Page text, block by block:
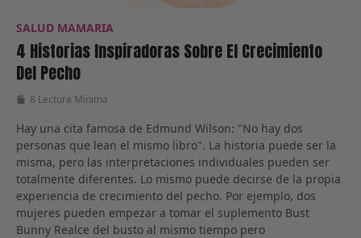
SALUD MAMARIA
4 Historias Inspiradoras Sobre El Crecimiento
Del Pecho
8 Lectura Mínima
Hay una cita famosa de Edmund Wilson: "No hay dos
personas que lean el mismo libro". La historia puede ser la
misma, pero las interpretaciones individuales pueden ser
totalmente diferentes. Lo mismo puede decirse de la propia
experiencia de crecimiento del pecho. Por ejemplo, dos
mujeres pueden empezar a tomar el suplemento Bust
Bunny Realce del busto al mismo tiempo pero